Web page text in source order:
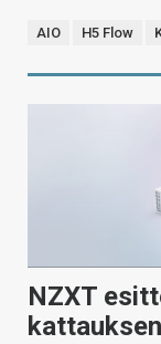
AIO H5 Flow
NZXT